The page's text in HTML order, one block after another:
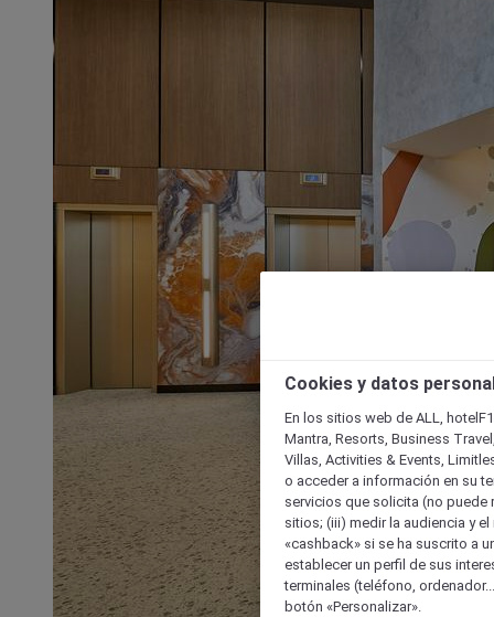
Cookies y datos
En los sitios web de ALL,
Mantra, Resorts, Business
Villas, Activities & Events,
o acceder a información en su
servicios que solicita (no puede
sitios; (iii) medir la audiencia y
«cashback» si se ha suscrito a
establecer un perfil de sus
terminales (teléfono,
botón «Personalizar».